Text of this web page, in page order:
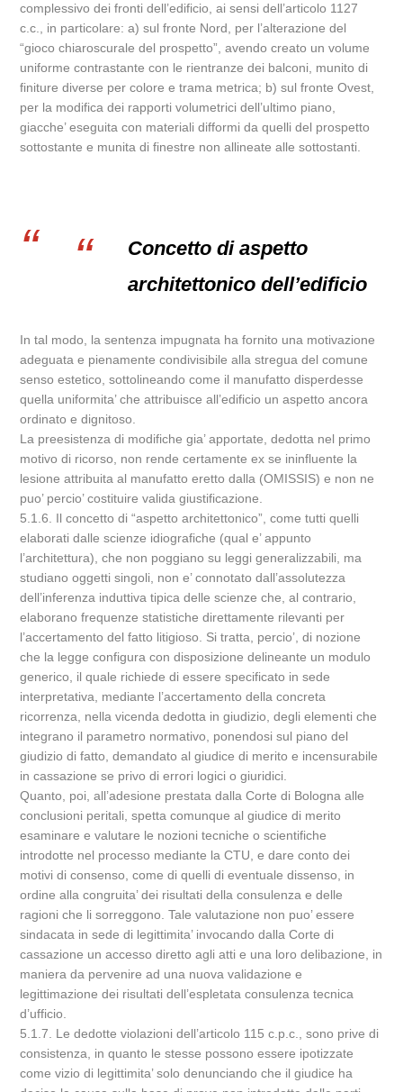
complessivo dei fronti dell’edificio, ai sensi dell’articolo 1127
c.c., in particolare: a) sul fronte Nord, per l’alterazione del
“gioco chiaroscurale del prospetto”, avendo creato un volume
uniforme contrastante con le rientranze dei balconi, munito di
finiture diverse per colore e trama metrica; b) sul fronte Ovest,
per la modifica dei rapporti volumetrici dell’ultimo piano,
giacche’ eseguita con materiali difformi da quelli del prospetto
sottostante e munita di finestre non allineate alle sottostanti.
Concetto di aspetto
architettonico dell’edificio
In tal modo, la sentenza impugnata ha fornito una motivazione
adeguata e pienamente condivisibile alla stregua del comune
senso estetico, sottolineando come il manufatto disperdesse
quella uniformita’ che attribuisce all’edificio un aspetto ancora
ordinato e dignitoso.
La preesistenza di modifiche gia’ apportate, dedotta nel primo
motivo di ricorso, non rende certamente ex se ininfluente la
lesione attribuita al manufatto eretto dalla (OMISSIS) e non ne
puo’ percio’ costituire valida giustificazione.
5.1.6. Il concetto di “aspetto architettonico”, come tutti quelli
elaborati dalle scienze idiografiche (qual e’ appunto
l’architettura), che non poggiano su leggi generalizzabili, ma
studiano oggetti singoli, non e’ connotato dall’assolutezza
dell’inferenza induttiva tipica delle scienze che, al contrario,
elaborano frequenze statistiche direttamente rilevanti per
l’accertamento del fatto litigioso. Si tratta, percio’, di nozione
che la legge configura con disposizione delineante un modulo
generico, il quale richiede di essere specificato in sede
interpretativa, mediante l’accertamento della concreta
ricorrenza, nella vicenda dedotta in giudizio, degli elementi che
integrano il parametro normativo, ponendosi sul piano del
giudizio di fatto, demandato al giudice di merito e incensurabile
in cassazione se privo di errori logici o giuridici.
Quanto, poi, all’adesione prestata dalla Corte di Bologna alle
conclusioni peritali, spetta comunque al giudice di merito
esaminare e valutare le nozioni tecniche o scientifiche
introdotte nel processo mediante la CTU, e dare conto dei
motivi di consenso, come di quelli di eventuale dissenso, in
ordine alla congruita’ dei risultati della consulenza e delle
ragioni che li sorreggono. Tale valutazione non puo’ essere
sindacata in sede di legittimita’ invocando dalla Corte di
cassazione un accesso diretto agli atti e una loro delibazione, in
maniera da pervenire ad una nuova validazione e
legittimazione dei risultati dell’espletata consulenza tecnica
d’ufficio.
5.1.7. Le dedotte violazioni dell’articolo 115 c.p.c., sono prive di
consistenza, in quanto le stesse possono essere ipotizzate
come vizio di legittimita’ solo denunciando che il giudice ha